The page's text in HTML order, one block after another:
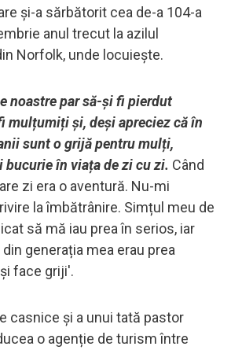
și-a sărbătorit cea de-a 104-a
anul trecut la azilul
Norfolk, unde locuiește.
noastre par să-și fi pierdut
mulțumiți și, deși apreciez că în
sunt o grijă pentru mulți,
bucurie în viața de zi cu zi. Când
zi era o aventură. Nu-mi
la îmbătrânire. Simțul meu de
să mă iau prea în serios, iar
generația mea erau prea
face griji'.
casnice și a unui tată pastor
o agenție de turism între